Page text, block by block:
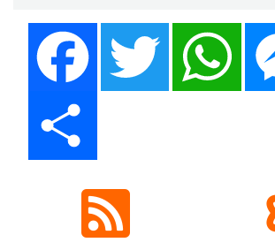
Kwiatkowskiego w Tichauer Art
Twitter